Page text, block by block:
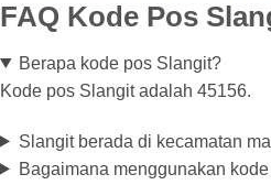
FAQ Kode Pos
Berapa kode pos Slangit?
Kode pos Slangit adalah 45156.
Slangit berada di kecamatan
Bagaimana menggunakan